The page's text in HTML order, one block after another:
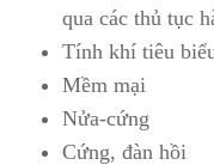
qua các thủ tục
Tính khí tiêu
Mềm mại
Nửa-cứng
Cứng, đàn hồi